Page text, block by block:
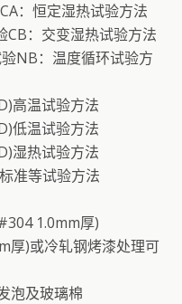
：恒定湿热试验方法
CB：交变湿热试验方法
NB：温度循环试验方
高温试验方法
低温试验方法
湿热试验方法
准等试验方法
1.0mm厚)
厚)或冷轧钢烤漆处理可
泡及玻璃棉